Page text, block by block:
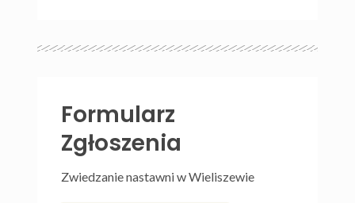
Formularz
Zgłoszenia
Zwiedzanie nastawni w Wieliszewie